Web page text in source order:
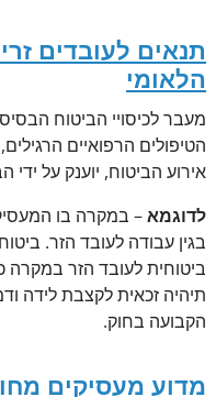
תנאים לעובדים
הלאומי
מעבר לכיסויי הביטוח
הטיפולים הרפואיים
אירוע הביטוח, יוענק על ידי
לדוגמא– במקרה בו
בגין עבודה לעובד הזר.
ביטוחית לעובד הזר במקרה
תיהיה זכאית לקצבת לידה
הקבועה בחוק.
מדוע מעסיקים